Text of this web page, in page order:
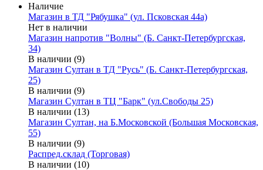
Наличие
Магазин в ТД "Рябушка" (ул. Псковская 44а)
Нет в наличии
Магазин напротив "Волны" (Б. Санкт-Петербургская,
34)
В наличии (9)
Магазин Султан в ТД "Русь" (Б. Санкт-Петербургская,
25)
В наличии (9)
Магазин Султан в ТЦ "Барк" (ул.Свободы 25)
В наличии (13)
Магазин Султан, на Б.Московской (Большая Московская,
55)
В наличии (9)
Распред.склад (Торговая)
В наличии (10)